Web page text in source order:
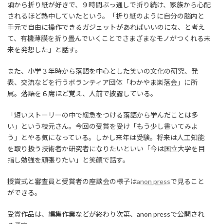
頃から折り紙が好きで、９時間ぶっ通しで折り続け、家族から心配
されるほど熱中していたという。「折り紙のように自分の脳内と
手元で自由に操作できるガジェットがあればいいのにな、と考え
て、有機薄膜を折り畳んでいくことでさまざまなモノがつくれる未
来を発想した」と話す。
また、小学３年時から落語を中心とした笑いの文化の研究、発
表、交流などを行うボランティア団体「わかやま楽落会」に所
属。落語を６席ほど覚え、人前で披露している。
「短いストーリーの中で緩急をつける落語から学んだことは多
い」という枝元さん。今回の受賞を受け「もう少し書いてみよ
う」とやる気になっている。しかし来年は受験。将来は人工知能
を取り扱う技術者か研究者になりたいといい「今は国立大学を目
指し勉強を頑張りたい」と笑顔で話す。
授賞式と審査員と受賞者の座談会の様子はanon pressで見ること
ができる。
受賞作品は、編集作業などが終わり次第、anon pressで公開され